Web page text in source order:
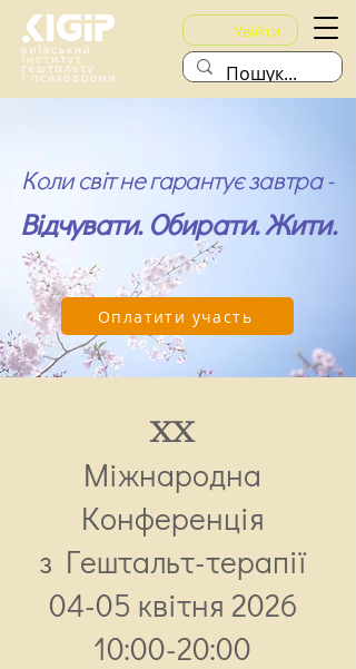
Увійти
Коли світ не гарантує завтра -
Відчувати. Обирати. Жити.
Оплатити участь
XX
Міжнародна
Конференція
з Гештальт-терапії​
04-05 квітня 2026
10:00-20:00​